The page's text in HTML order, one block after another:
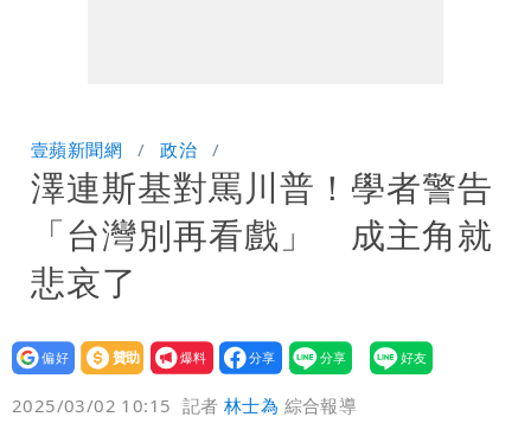
壹蘋新聞網 政治
澤連斯基對罵川普！學者警告
「台灣別再看戲」 成主角就
悲哀了
設為
贊助
我要
爆料
2025/03/02 10:15 記者林士為 綜合報導